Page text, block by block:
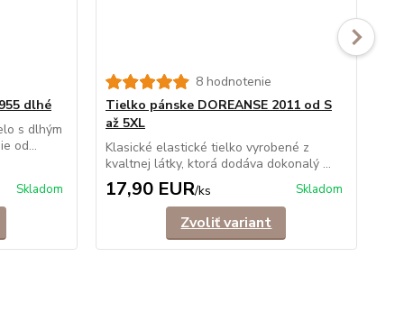
dlhé
s dlhým
od...
Skladom
8 hodnotenie
Tielko pánske DOREANSE 2011 od S
až 5XL
Klasické elastické tielko vyrobené z
kvaltnej látky, ktorá dodáva dokonalý ...
17,90 EUR/ks Skladom
Zvoliť variant